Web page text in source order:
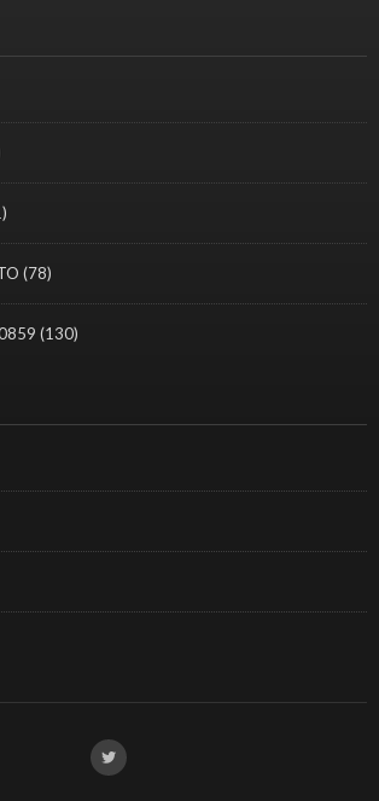
(78)
(130)